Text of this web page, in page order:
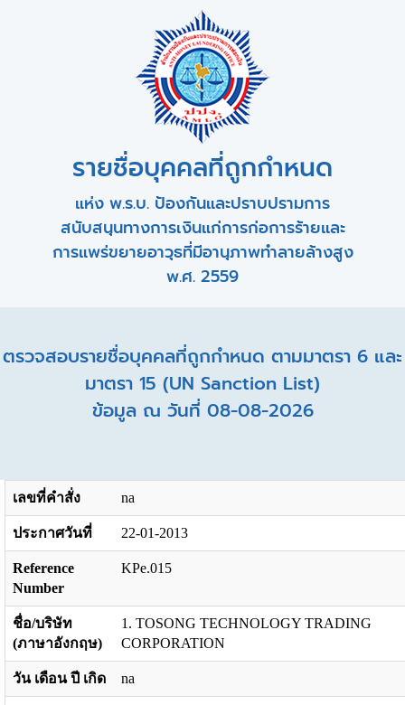
รายชื่อบุคคลที่ถูกกำหนด
แห่ง พ.ร.บ. ป้องกันและปราบปรามการ
สนับสนุนทางการเงินแก่การก่อการร้ายและ
การแพร่ขยายอาวุธที่มีอานุภาพทำลายล้างสูง
พ.ศ. 2559
ตรวจสอบรายชื่อบุคคลที่ถูกกำหนด ตามมาตรา 6 และ
มาตรา 15 (UN Sanction List)
ข้อมูล ณ วันที่ 08-08-2026
เลขที่คำสั่ง na
ประกาศวันที่ 22-01-2013
Reference
Number
KPe.015
ชื่อ/บริษัท
(ภาษาอังกฤษ)
1. TOSONG TECHNOLOGY TRADING
CORPORATION
วัน เดือน ปี เกิด na